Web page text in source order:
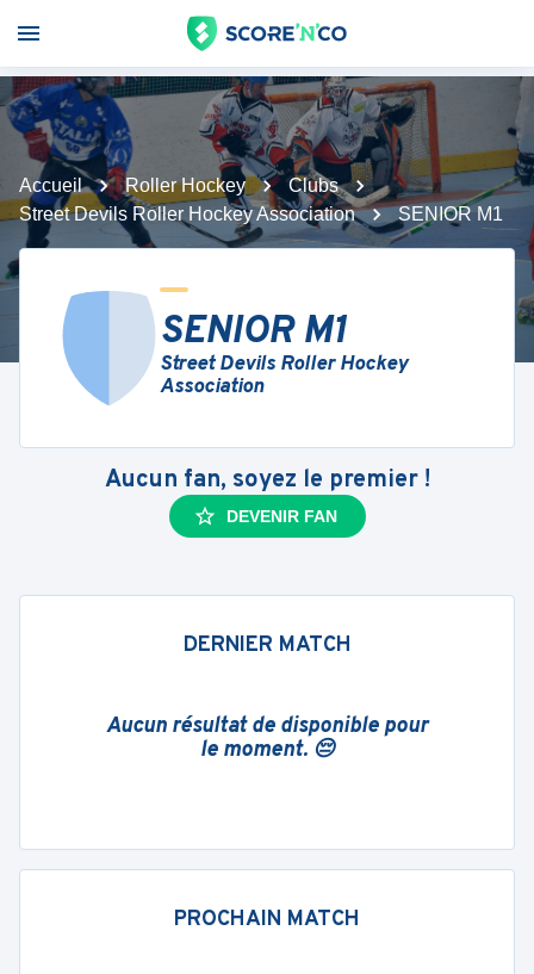
Accueil Roller Hockey
Clubs
Street Devils Roller Hockey Association
SENIOR M1
SENIOR M1
Street Devils Roller Hockey
Association
Aucun fan, soyez le premier !
DEVENIR FAN
DERNIER MATCH
Aucun résultat de disponible pour
le moment. 😔
PROCHAIN MATCH